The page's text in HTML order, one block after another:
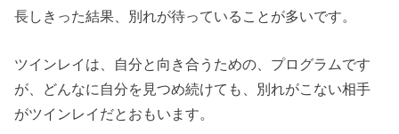
長しきった結果、別れが待っていることが多いです。
ツインレイは、自分と向き合うための、プログラムです
が、どんなに自分を見つめ続けても、別れがこない相手
がツインレイだとおもいます。